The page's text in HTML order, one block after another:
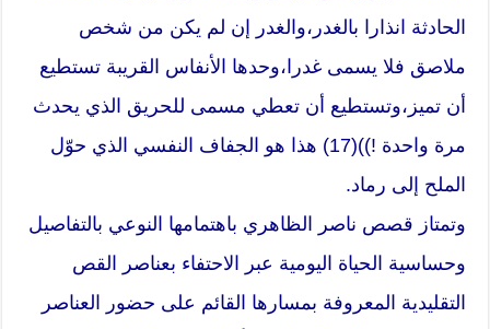
الحادثة انذارا بالغدر،والغدر إن لم يكن من شخص
ملاصق فلا يسمى غدرا،وحدها الأنفاس القريبة تستطيع
أن تميز،وتستطيع أن تعطي مسمى للحريق الذي يحدث
مرة واحدة !))(17) هذا هو الجفاف النفسي الذي حوّل
الملح إلى رماد.
وتمتاز قصص ناصر الظاهري باهتمامها النوعي بالتفاصيل
وحساسية الحياة اليومية عبر الاحتفاء بعناصر القص
التقليدية المعروفة بمسارها القائم على حضور العناصر